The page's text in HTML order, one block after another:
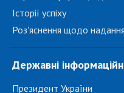
Історії успіху
Роз'яснення щодо
Державні
Президент України